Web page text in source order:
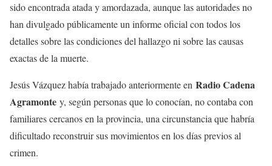
sido encontrada atada y amordazada, aunque las autoridades no
han divulgado públicamente un informe oficial con todos los
detalles sobre las condiciones del hallazgo ni sobre las causas
exactas de la muerte.
Jesús Vázquez había trabajado anteriormente en Radio Cadena
Agramonte y, según personas que lo conocían, no contaba con
familiares cercanos en la provincia, una circunstancia que habría
dificultado reconstruir sus movimientos en los días previos al
crimen.